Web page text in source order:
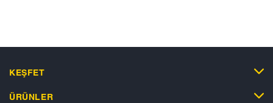
KEŞFET
ÜRÜNLER